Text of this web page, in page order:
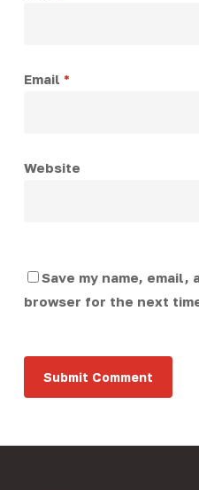
Email *
Website
Save my name, email,
browser for the next